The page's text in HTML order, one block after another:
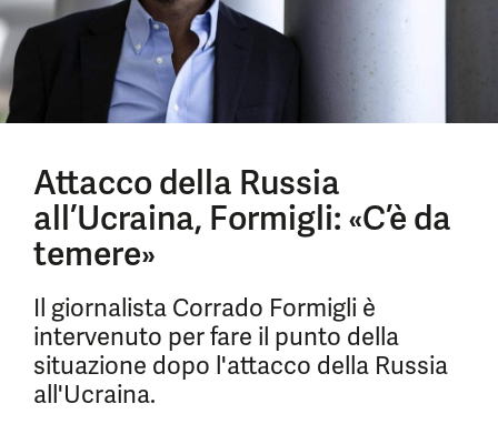
Attacco della Russia
all’Ucraina, Formigli: «C’è da
temere»
Il giornalista Corrado Formigli è
intervenuto per fare il punto della
situazione dopo l'attacco della Russia
all'Ucraina.